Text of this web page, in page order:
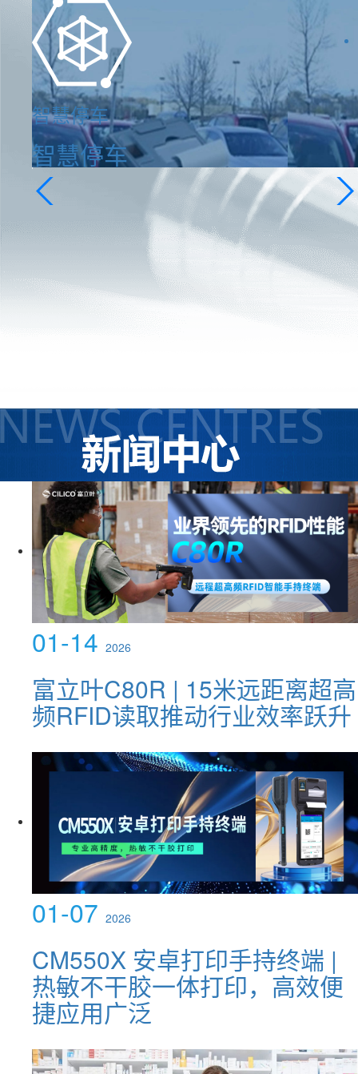
智慧停车
智慧停车
01-14 2026
富立叶C80R | 15米远距离超高
频RFID读取推动行业效率跃升
01-07 2026
CM550X 安卓打印手持终端 |
热敏不干胶一体打印，高效便
捷应用广泛